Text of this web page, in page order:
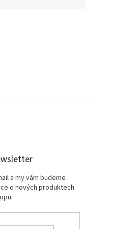
a my vám budeme
o nových produktech